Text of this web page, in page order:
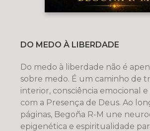
DO MEDO À LIBERDADE
Do medo à liberdade não é
sobre medo. É um caminho de
interior, consciência emocional
com a Presença de Deus. Ao longo destas
páginas, Begoña R-M une
epigenética e espiritualidade